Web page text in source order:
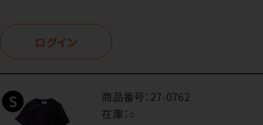
ログイン
商品番号：27-0762
在庫：○